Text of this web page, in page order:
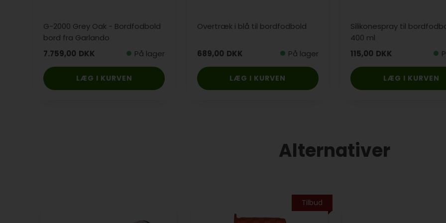
G-2000 Grey Oak - Bordfodbold
bord fra Garlando
7.759,00 DKK På lager
LÆG I KURVEN
Overtræk i blå til bordfodbold
689,00 DKK På lager
LÆG I KURVEN
Silikonespray til
400 ml
115,00 DKK
LÆG I KURVEN
Alternativer
Tilbud